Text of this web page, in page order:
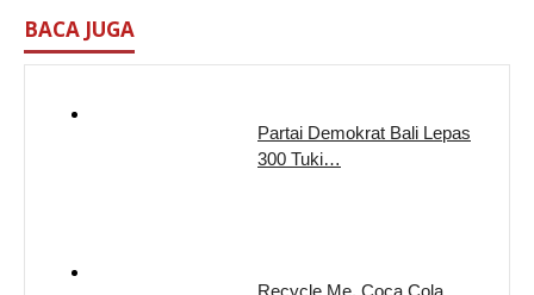
BACA JUGA
Partai Demokrat Bali Lepas
300 Tuki…